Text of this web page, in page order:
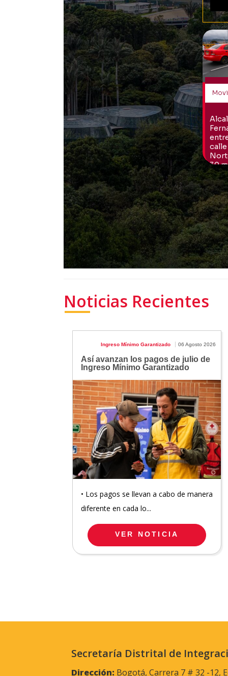
Noticias Recientes
Ingreso Mínimo Garantizado 06 Agosto 2026
Así avanzan los pagos de julio de
Ingreso Mínimo Garantizado
• Los pagos se llevan a cabo de manera
diferente en cada lo...
VER NOTICIA
Secretaría Distrital de
Dirección: Bogotá, Carrera 7 # 32 -12,